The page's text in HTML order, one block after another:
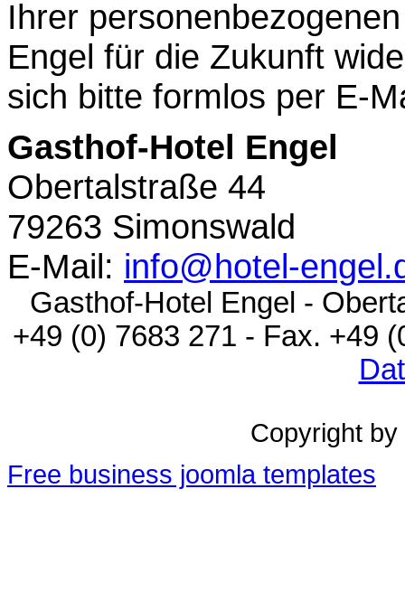
Ihrer
Engel für die Zukunft
sich bitte formlos per E-
Gasthof-Hotel Engel
Obertalstraße 44
79263 Simonswald
E-Mail: info@hotel-
Gasthof-Hotel Engel -
+49 (0) 7683 271 - Fax. +49
Copyright
Free business joomla templates